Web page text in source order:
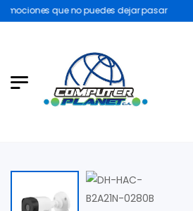
que no puedes dejar pasar